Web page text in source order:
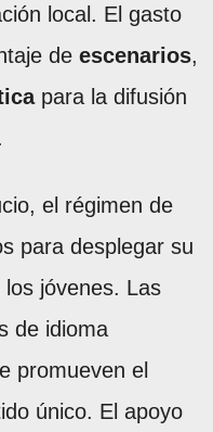
local. El gasto
de escenarios,
para la difusión
el régimen de
para desplegar su
jóvenes. Las
de idioma
promueven el
único. El apoyo